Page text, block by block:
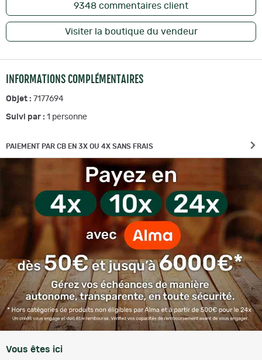
9348 commentaires client
Visiter la boutique du vendeur
INFORMATIONS COMPLÉMENTAIRES
Objet : 7177694
Suivi par : 1 personne
PAIEMENT PAR CB EN 3X OU 4X SANS FRAIS
Vous êtes ici